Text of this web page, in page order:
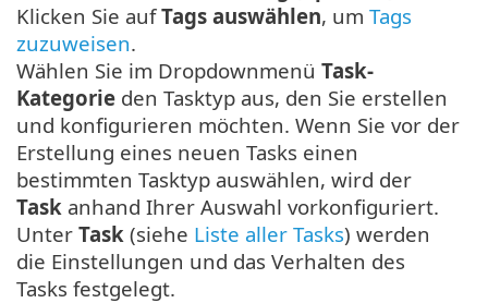
Klicken Sie aufTags auswählen, um Tags
zuzuweisen.
Wählen Sie im Dropdownmenü Task-
Kategorie den Tasktyp aus, den Sie erstellen
und konfigurieren möchten. Wenn Sie vor der
Erstellung eines neuen Tasks einen
bestimmten Tasktyp auswählen, wird der
Task anhand Ihrer Auswahl vorkonfiguriert.
Unter Task (siehe Liste aller Tasks) werden
die Einstellungen und das Verhalten des
Tasks festgelegt.